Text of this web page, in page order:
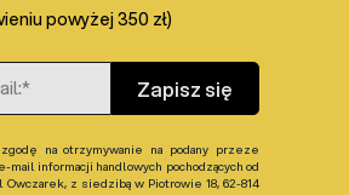
powyżej 350 zł)
Zapisz się
zgodę na otrzymywanie na podany przeze
mail informacji handlowych pochodzących od
Owczarek, z siedzibą w Piotrowie 18, 62-814